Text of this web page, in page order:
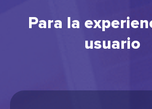
Para la
usuario